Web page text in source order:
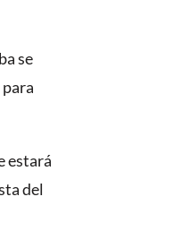
se
estará
del